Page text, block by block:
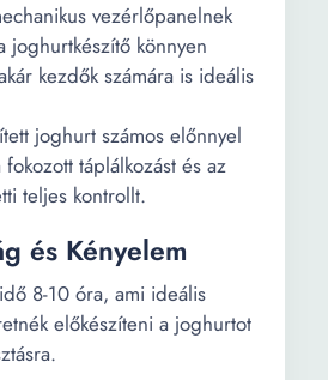
vezérlőpanelnek
joghurtkészítő könnyen
kezdők számára is ideális
joghurt számos előnnyel
táplálkozást és az
teljes kontrollt.
és Kényelem
8-10 óra, ami ideális
előkészíteni a joghurtot